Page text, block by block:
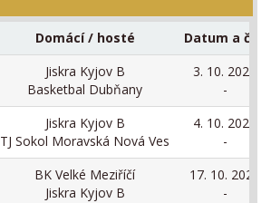
Domácí / hosté Datum a čas
Jiskra Kyjov B
Basketbal Dubňany
3. 10. 2026
-
Jiskra Kyjov B
TJ Sokol Moravská Nová Ves
4. 10. 2026
-
BK Velké Meziříčí
Jiskra Kyjov B
17. 10. 2026
-